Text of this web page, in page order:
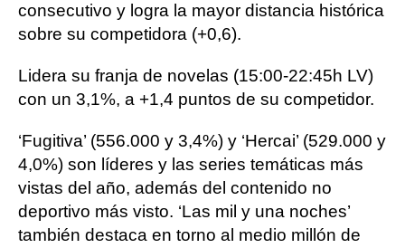
consecutivo y logra la mayor distancia histórica
sobre su competidora (+0,6).
Lidera su franja de novelas (15:00-22:45h LV)
con un 3,1%, a +1,4 puntos de su competidor.
‘Fugitiva’ (556.000 y 3,4%) y ‘Hercai’ (529.000 y
4,0%) son líderes y las series temáticas más
vistas del año, además del contenido no
deportivo más visto. ‘Las mil y una noches’
también destaca en torno al medio millón de